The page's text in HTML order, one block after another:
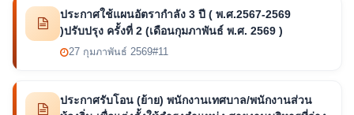
ประกาศใช้แผนอัตรากำลัง 3 ปี ( พ.ศ.2567-2569
)ปรับปรุง ครั้งที่ 2 (เดือนกุมภาพันธ์ พ.ศ. 2569 )
27 กุมภาพันธ์ 2569#11
ประกาศรับโอน (ย้าย) พนักงานเทศบาล/พนักงานส่วน